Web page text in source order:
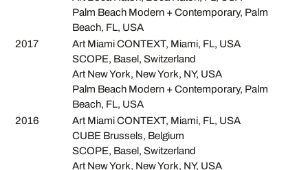
Palm Beach Modern + Contemporary, Palm
Beach, FL, USA
2017
Art Miami CONTEXT, Miami, FL, USA
SCOPE, Basel, Switzerland
Art New York, New York, NY, USA
Palm Beach Modern + Contemporary, Palm
Beach, FL, USA
2016
Art Miami CONTEXT, Miami, FL, USA
CUBE Brussels, Belgium
SCOPE, Basel, Switzerland
Art New York, New York, NY, USA